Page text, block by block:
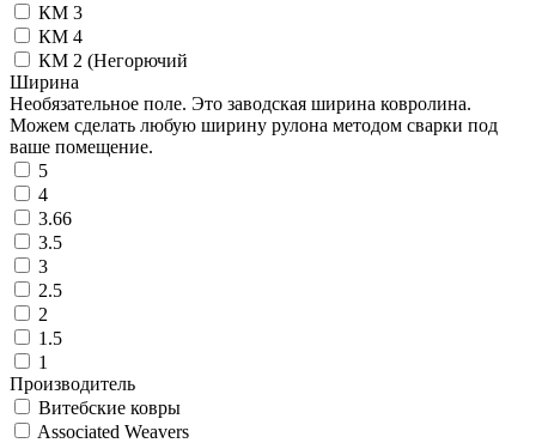
КМ 3
КМ 4
КМ 2 (Негорючий
Ширина
Необязательное поле. Это заводская ширина ковролина.
Можем сделать любую ширину рулона методом сварки под
ваше помещение.
5
4
3.66
3.5
3
2.5
2
1.5
1
Производитель
Витебские ковры
Associated Weavers